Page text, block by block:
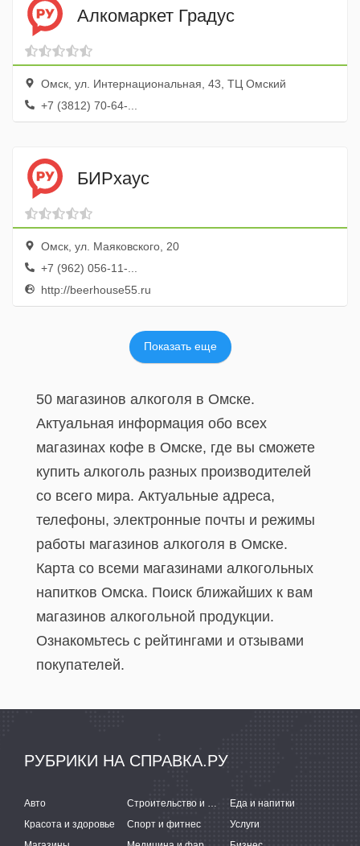
Алкомаркет Градус
Омск, ул. Интернациональная, 43, ТЦ Омский
+7 (3812) 70-64-...
БИРхаус
Омск, ул. Маяковского, 20
+7 (962) 056-11-...
http://beerhouse55.ru
Показать еще
50 магазинов алкоголя в Омске.
Актуальная информация обо всех
магазинах кофе в Омске, где вы сможете
купить алкоголь разных производителей
со всего мира. Актуальные адреса,
телефоны, электронные почты и режимы
работы магазинов алкоголя в Омске.
Карта со всеми магазинами алкогольных
напитков Омска. Поиск ближайших к вам
магазинов алкогольной продукции.
Ознакомьтесь с рейтингами и отзывами
покупателей.
РУБРИКИ НА СПРАВКА.РУ
Авто Строительство и ремонт
Еда и напитки
Красота и здоровье
Спорт и фитнес
Услуги